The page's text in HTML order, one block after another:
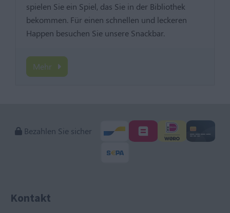
spielen Sie ein Spiel, das Sie in der Bibliothek
bekommen. Für einen schnellen und leckeren
Happen besuchen Sie unsere Snackbar.
Mehr
Bezahlen Sie sicher
Kontakt